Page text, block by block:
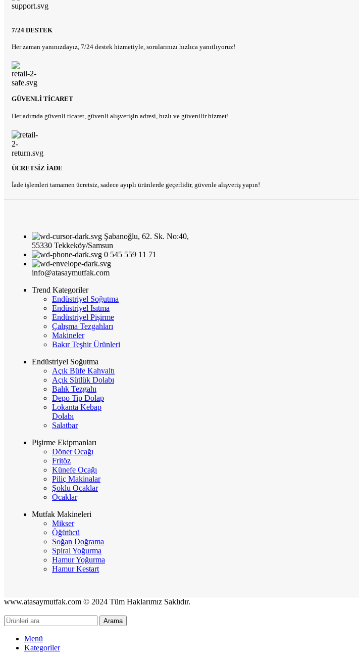
7/24 DESTEK
Her zaman yanınızdayız, 7/24 destek hizmetiyle, sorularınızı hızlıca yanıtlıyoruz!
GÜVENLI TICARET
Her adımda güvenli ticaret, güvenli alışverişin adresi, hızlı ve güvenilir hizmet!
ÜCRETSIZ İADE
İade işlemleri tamamen ücretsiz, sadece ayıplı ürünlerde geçerlidir, güvenle alışveriş yapın!
Şabanoğlu, 62. Sk. No:40,
55330 Tekkeköy/Samsun
0 545 559 11 71
info@atasaymutfak.com
Trend Kategoriler
Endüstriyel Soğutma
Endüstriyel Isıtma
Endüstriyel Pişirme
Çalışma Tezgahları
Makineler
Bakır Teşhir Ürünleri
Endüstriyel Soğutma
Açık Büfe Kahvaltı
Açık Sütlük Dolabı
Balık Tezgahı
Depo Tip Dolap
Lokanta Kebap
Dolabı
Salatbar
Pişirme Ekipmanları
Döner Ocağı
Fritöz
Künefe Ocağı
Piliç Makinalar
Şoklu Ocaklar
Ocaklar
Mutfak Makineleri
Mikser
Öğütücü
Soğan Doğrama
Spiral Yoğurma
Hamur Yoğurma
Hamur Kestart
www.atasaymutfak.com © 2024 Tüm Haklarımız Saklıdır.
Arama
Menü
Kategoriler